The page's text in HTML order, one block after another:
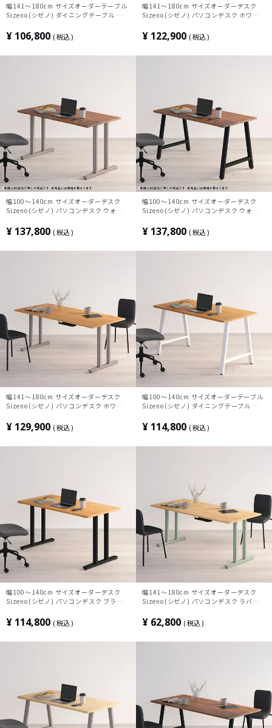
幅141～180cm サイズオーダーテーブル
Sizeno(シゼノ) ダイニングテーブル ブラ
脚 天然木 テーブル 長方形 食卓テーブル
おしゃれ 北欧モダン ダイニング ナチュラ
¥ 106,800 税込
幅141～180cm サイズオーダーデスク
Sizeno(シゼノ) パソコンデスク ホワイト
然木 パソコンデスク 切り欠き オフィスデ
スク テレワークデスク 勉強机 おしゃれ
¥ 122,900 税込
幅100～140cm サイズオーダーデスク
Sizeno(シゼノ) パソコンデスク ウォール
然木 パソコンデスク 切り欠き オフィスデ
スク テレワークデスク 勉強机 おしゃれ
¥ 137,800 税込
幅100～140cm サイズオーダーデスク
Sizeno(シゼノ) パソコンデスク ウォール
然木 パソコンデスク 切り欠き オフィスデ
スク テレワークデスク 勉強机 おしゃれ
¥ 137,800 税込
幅141～180cm サイズオーダーデスク
Sizeno(シゼノ) パソコンデスク ホワイト
然木 パソコンデスク 配線穴 オフィスデス
ク テレワークデスク 勉強机 おしゃれ ウ
¥ 129,900 税込
幅100～140cm サイズオーダーテーブル
Sizeno(シゼノ) ダイニングテーブル ホワ
天然木 テーブル 長方形 食卓テーブル お
しゃれ ウッディモダン ダイニング ブラウ
¥ 114,800 税込
幅100～140cm サイズオーダーデスク
Sizeno(シゼノ) パソコンデスク ブラック
天然木 パソコンデスク 配線穴 オフィスデ
スク テレワークデスク 勉強机 おしゃれ
¥ 114,800 税込
幅141～180cm サイズオーダーデスク
Sizeno(シゼノ) パソコンデスク ラバーウ
木 パソコンデスク 配線穴 オフィスデスク
テレワークデスク 勉強机 おしゃれ 北欧モ
¥ 62,800 税込